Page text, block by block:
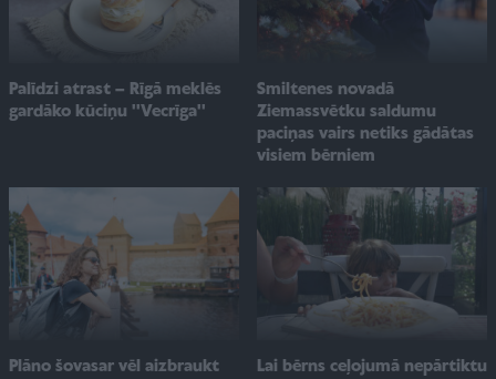
Palīdzi atrast – Rīgā meklēs
gardāko kūciņu ''Vecrīga''
Smiltenes novadā
Ziemassvētku saldumu
paciņas vairs netiks gādātas
visiem bērniem
Plāno šovasar vēl aizbraukt
Lai bērns ceļojumā nepārtiktu